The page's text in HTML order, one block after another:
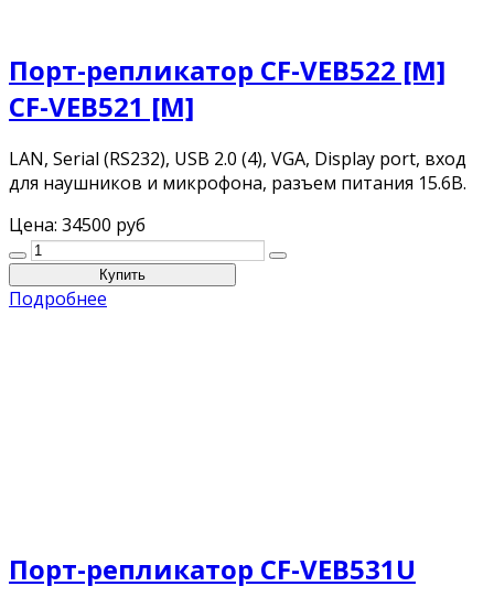
Порт-репликатор CF-VEB522 [M]
CF-VEB521 [M]
LAN, Serial (RS232), USB 2.0 (4), VGA, Display port, вход
для наушников и микрофона, разъем питания 15.6В.
Цена: 34500 руб
Подробнее
Порт-репликатор CF-VEB531U